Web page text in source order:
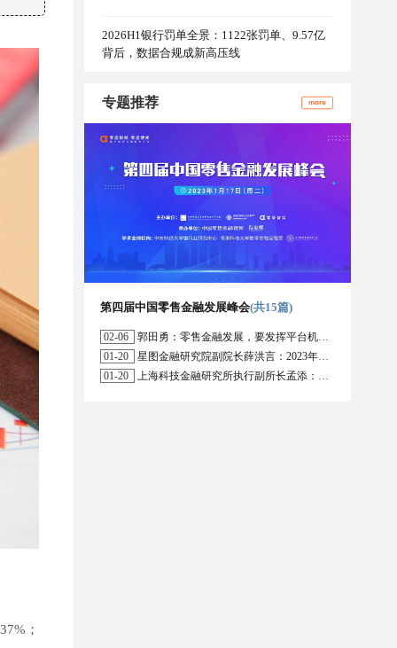
；
2026H1银行罚单全景：1122张罚单、9.57亿
背后，数据合规成新高压线
专题推荐 more
第四届中国零售金融发展峰会(共15篇)
02-06
郭田勇：零售金融发展，要发挥平台机构的作用
01-20
星图金融研究院副院长薛洪言：2023年消费信贷或迎来新起点
01-20
上海科技金融研究所执行副所长孟添：开放银行与嵌入式金融为数字普惠金融带来更大发展空间